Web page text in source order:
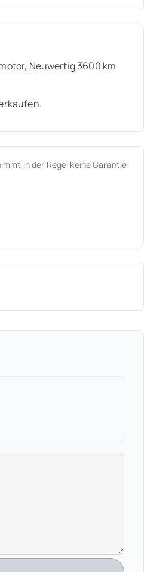
Neuwertig 3600 km
in der Regel keine Garantie